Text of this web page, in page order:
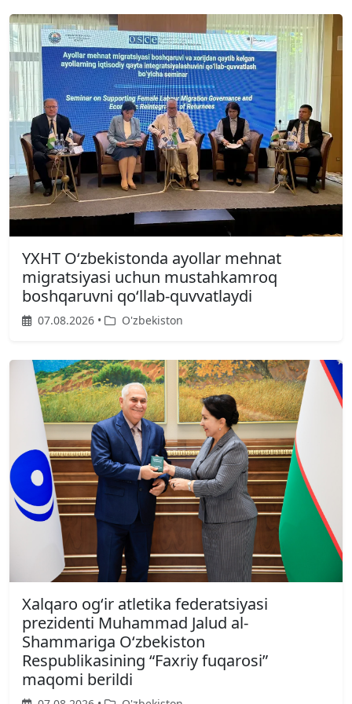
YXHT O‘zbekistonda ayollar mehnat
migratsiyasi uchun mustahkamroq
boshqaruvni qo‘llab-quvvatlaydi
07.08.2026 • O'zbekiston
Xalqaro ogʻir atletika federatsiyasi
prezidenti Muhammad Jalud al-
Shammariga Oʻzbekiston
Respublikasining “Faxriy fuqarosi”
maqomi berildi